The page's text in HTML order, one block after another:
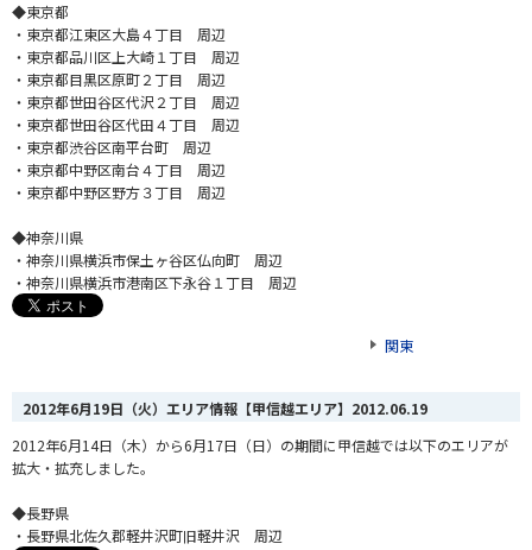
◆東京都
・東京都江東区大島４丁目 周辺
・東京都品川区上大崎１丁目 周辺
・東京都目黒区原町２丁目 周辺
・東京都世田谷区代沢２丁目 周辺
・東京都世田谷区代田４丁目 周辺
・東京都渋谷区南平台町 周辺
・東京都中野区南台４丁目 周辺
・東京都中野区野方３丁目 周辺
◆神奈川県
・神奈川県横浜市保土ヶ谷区仏向町 周辺
・神奈川県横浜市港南区下永谷１丁目 周辺
関東
2012年6月19日（火）エリア情報【甲信越エリア】 2012.06.19
2012年6月14日（木）から6月17日（日）の期間に甲信越では以下のエリアが
拡大・拡充しました。
◆長野県
・長野県北佐久郡軽井沢町旧軽井沢 周辺